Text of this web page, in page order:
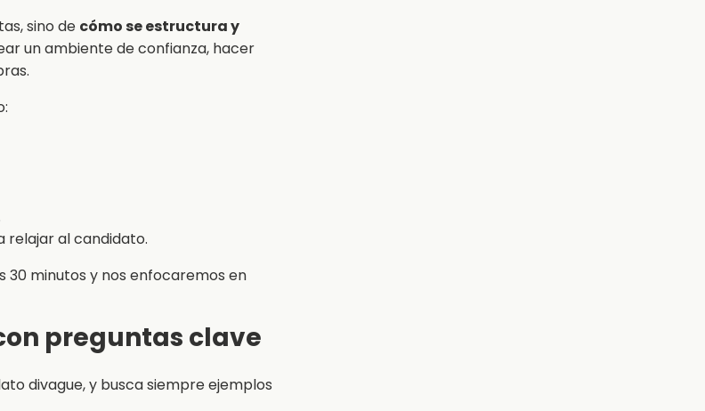
sino de cómo se estructura y
un ambiente de confianza, hacer
relajar al candidato.
30 minutos y nos enfocaremos en
preguntas clave
divague, y busca siempre ejemplos